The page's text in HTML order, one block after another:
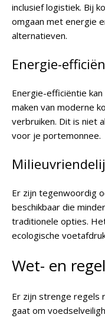
inclusief logistiek. Bij
omgaan met energie
alternatieven.
Energie-
Energie-efficiëntie
maken van moderne
verbruiken. Dit is niet
voor je portemonnee.
Er zijn tegenwoordig
beschikbaar die
traditionele opties.
ecologische
Wet- en
Er zijn strenge regels
gaat om